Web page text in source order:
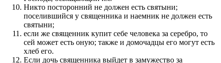
Никто посторонний не должен есть святыни;
поселившийся у священника и наемник не должен есть
святыни;
если же священник купит себе человека за серебро, то
сей может есть оную; также и домочадцы его могут есть
хлеб его.
Если дочь священника выйдет в замужество за